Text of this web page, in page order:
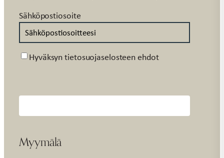
Sähköpostiosoite
Suostumus
Hyväksyn tietosuojaselosteen ehdot
Myymälä